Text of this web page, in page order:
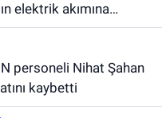
elektrik akımına
kaybetti.
kaybetti